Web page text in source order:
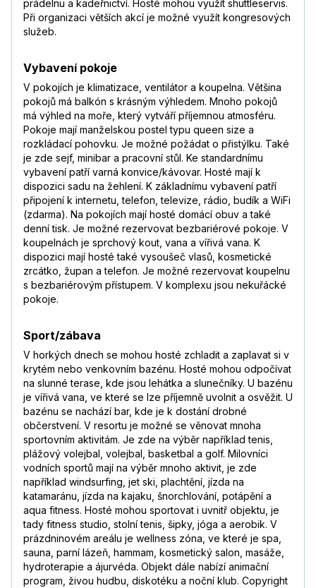
prádelnu a kadeřnictví. Hosté mohou využít shuttleservis.
Při organizaci větších akcí je možné využít kongresových
služeb.
Vybavení pokoje
V pokojích je klimatizace, ventilátor a koupelna. Většina
pokojů má balkón s krásným výhledem. Mnoho pokojů
má výhled na moře, který vytváří příjemnou atmosféru.
Pokoje mají manželskou postel typu queen size a
rozkládací pohovku. Je možné požádat o přistýlku. Také
je zde sejf, minibar a pracovní stůl. Ke standardnímu
vybavení patří varná konvice/kávovar. Hosté mají k
dispozici sadu na žehlení. K základnímu vybavení patří
připojení k internetu, telefon, televize, rádio, budík a WiFi
(zdarma). Na pokojích mají hosté domácí obuv a také
denní tisk. Je možné rezervovat bezbariérové pokoje. V
koupelnách je sprchový kout, vana a vířivá vana. K
dispozici mají hosté také vysoušeč vlasů, kosmetické
zrcátko, župan a telefon. Je možné rezervovat koupelnu
s bezbariérovým přístupem. V komplexu jsou nekuřácké
pokoje.
Sport/zábava
V horkých dnech se mohou hosté zchladit a zaplavat si v
krytém nebo venkovním bazénu. Hosté mohou odpočívat
na slunné terase, kde jsou lehátka a slunečníky. U bazénu
je vířivá vana, ve které se lze příjemně uvolnit a osvěžit. U
bazénu se nachází bar, kde je k dostání drobné
občerstvení. V resortu je možné se věnovat mnoha
sportovním aktivitám. Je zde na výběr například tenis,
plážový volejbal, volejbal, basketbal a golf. Milovníci
vodních sportů mají na výběr mnoho aktivit, je zde
například windsurfing, jet ski, plachtění, jízda na
katamaránu, jízda na kajaku, šnorchlování, potápění a
aqua fitness. Hosté mohou sportovat i uvnitř objektu, je
tady fitness studio, stolní tenis, šipky, jóga a aerobik. V
prázdninovém areálu je wellness zóna, ve které je spa,
sauna, parní lázeň, hammam, kosmetický salon, masáže,
hydroterapie a ájurvéda. Objekt dále nabízí animační
program, živou hudbu, diskotéku a noční klub. Copyright